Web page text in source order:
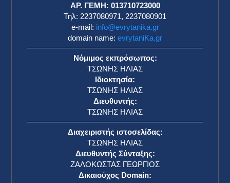
ΑΡ. ΓΕΜΗ: 013710723000
Τηλ: 2237080971, 2237080901
e-mail: info@evrytanika.gr
domain name: evrytaniKa.gr
Νόμιμος εκπρόσωπος:
ΤΣΩΝΗΣ ΗΛΙΑΣ
Ιδιοκτησία:
ΤΣΩΝΗΣ ΗΛΙΑΣ
Διευθυντής:
ΤΣΩΝΗΣ ΗΛΙΑΣ
Διαχειριστής ιστοσελίδας:
ΤΣΩΝΗΣ ΗΛΙΑΣ
Διευθυντής Σύνταξης:
ΖΑΛΟΚΩΣΤΑΣ ΓΕΩΡΓΙΟΣ
Δικαιούχος Domain: